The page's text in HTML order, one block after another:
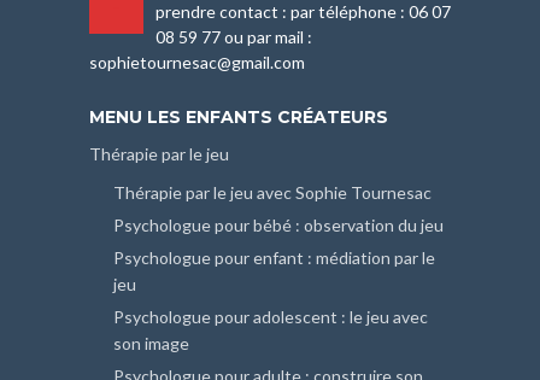
prendre contact : par téléphone : 06 07
08 59 77 ou par mail :
sophietournesac@gmail.com
MENU LES ENFANTS CRÉATEURS
Thérapie par le jeu
Thérapie par le jeu avec Sophie Tournesac
Psychologue pour bébé : observation du jeu
Psychologue pour enfant : médiation par le
jeu
Psychologue pour adolescent : le jeu avec
son image